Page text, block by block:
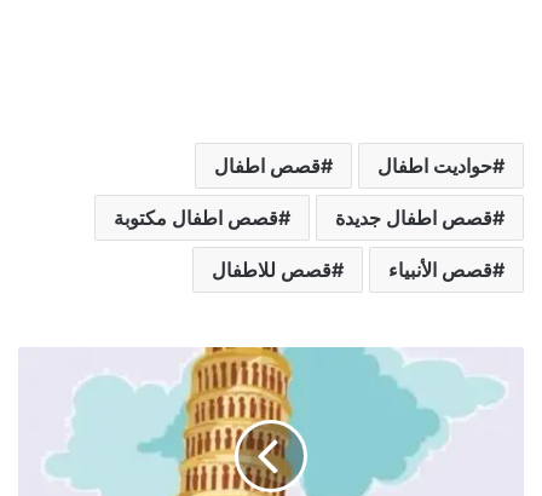
حواديت اطفال قصص اطفال
قصص اطفال جديدة قصص اطفال مكتوبة
قصص الأنبياء قصص للاطفال